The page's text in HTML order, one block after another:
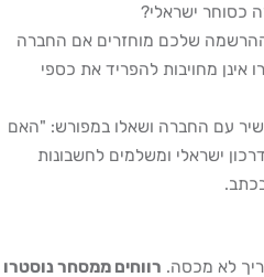
כסוחר ישראלי?
שלכם מוחזרים אם החברה
אינן מחויבות להפריד את כספי
עם החברה ושאלו במפורש: "האם
ישראלי ומשלמים לחשבונות
לא מכסה. רווחים ממסחר נוסטרו